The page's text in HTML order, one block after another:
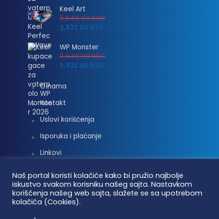
Keel Art
3,540.00RSD
2,832.00 RSD
WP Monster
3,540.00RSD
2,832.00 RSD
O nama
Kontakt
Uslovi korišćenja
Isporuka i plaćanje
Linkovi
Vaterpolo vesti © 2026. Sva prava zadržana.
Naš portal koristi kolačiće kako bi pružio najbolje
iskustvo svakom korisniku našeg sajta. Nastavkom
korišćenja našeg web sajta, slažete se sa upotrebom
kolačića (Cookies).